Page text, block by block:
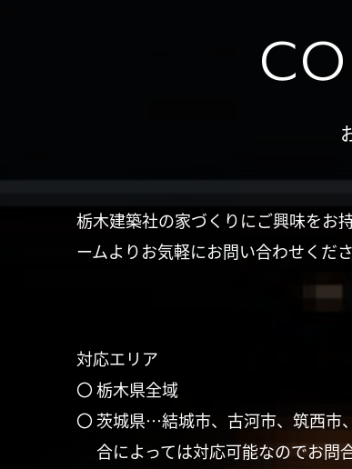
栃木建築社の家づくりにご興味をお
ームよりお気軽にお問い合わせくださ
対応エリア
〇 栃木県全域
〇 茨城県…結城市、古河市、筑西
合によっては対応可能なのでお問